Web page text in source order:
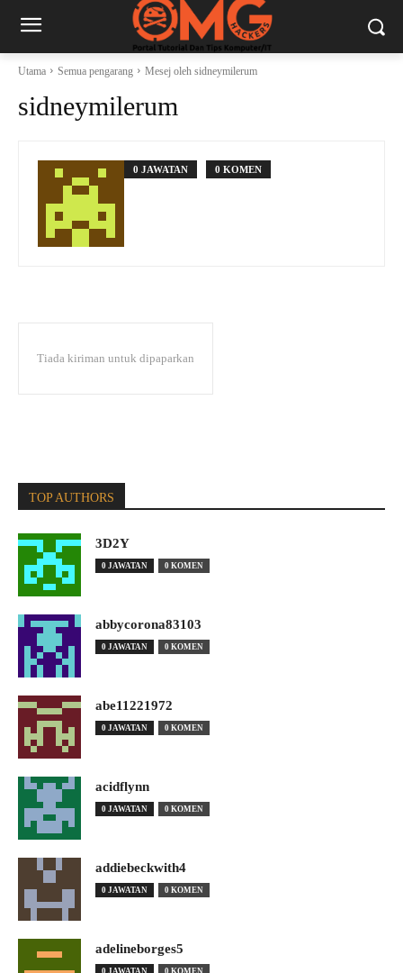
Utama Semua pengarang Mesej oleh sidneymilerum
sidneymilerum
0 JAWATAN 0 KOMEN
Tiada kiriman untuk dipaparkan
TOP AUTHORS
3D2Y
0 JAWATAN 0 KOMEN
abbycorona83103
0 JAWATAN 0 KOMEN
abe11221972
0 JAWATAN 0 KOMEN
acidflynn
0 JAWATAN 0 KOMEN
addiebeckwith4
0 JAWATAN 0 KOMEN
adelineborges5
0 JAWATAN 0 KOMEN